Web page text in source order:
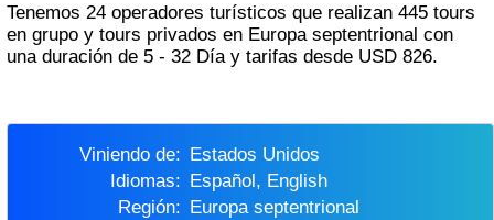
Tenemos 24 operadores turísticos que realizan 445 tours
en grupo y tours privados en Europa septentrional con
una duración de 5 - 32 Día y tarifas desde USD 826.
Viniendo de:
Estados Unidos
Idiomas:
Español, English
Región:
Europa septentrional